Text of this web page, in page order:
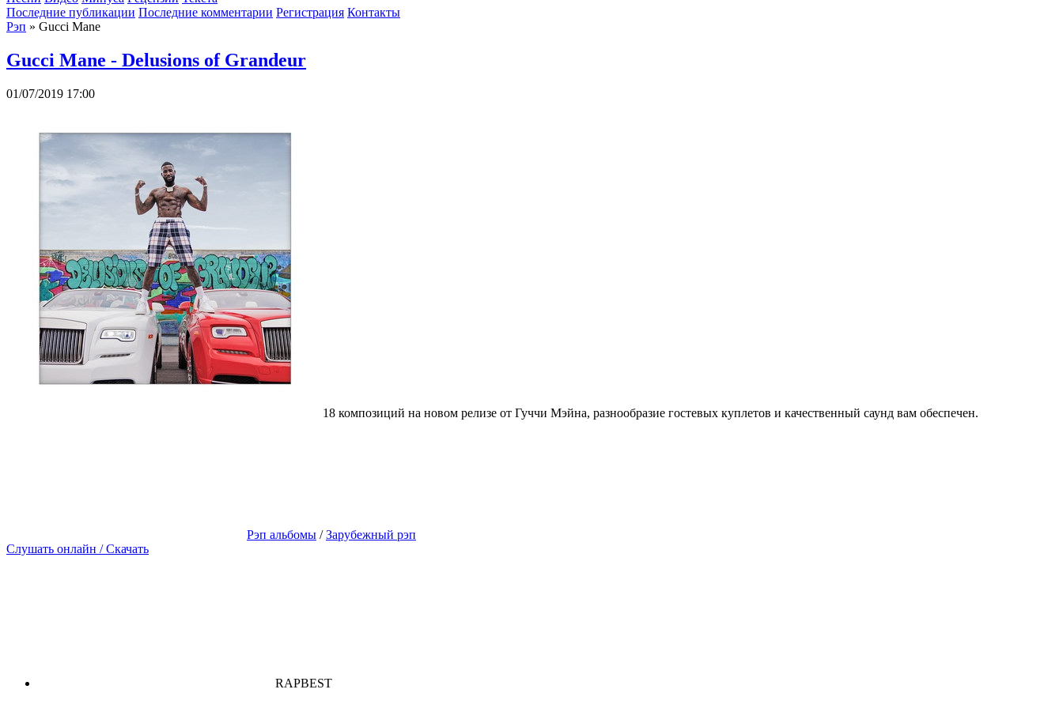
Последние публикации Последние комментарии Регистрация Контакты
Рэп » Gucci Mane
Gucci Mane - Delusions of Grandeur
01/07/2019 17:00
18 композиций на новом релизе от Гуччи Мэйна, разнообразие гостевых куплетов и качественный саунд вам обеспечен.
Рэп альбомы /Зарубежный рэп
Слушать онлайн / Скачать
RAPBEST